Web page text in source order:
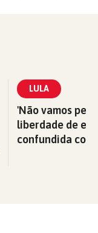
LULA
'Não vamos
liberdade de
confundida